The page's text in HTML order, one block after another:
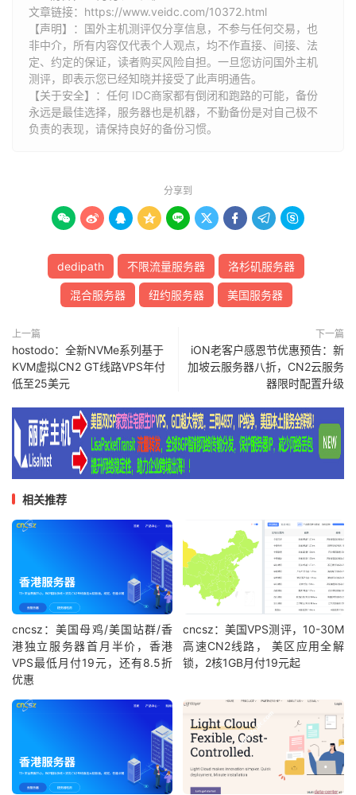
文章链接： https://www.veidc.com/10372.html
【声明】：国外主机测评仅分享信息，不参与任何交易，也
非中介，所有内容仅代表个人观点，均不作直接、间接、法
定、约定的保证，读者购买风险自担。一旦您访问国外主机
测评，即表示您已经知晓并接受了此声明通告。
【关于安全】：任何 IDC商家都有倒闭和跑路的可能，备份
永远是最佳选择，服务器也是机器，不勤备份是对自己极不
负责的表现，请保持良好的备份习惯。
分享到
        
dedipath 不限流量服务器 洛杉矶服务器
混合服务器 纽约服务器 美国服务器
上一篇
hostodo：全新NVMe系列基于
KVM虚拟CN2 GT线路VPS年付
低至25美元
下一篇
iON老客户感恩节优惠预告：新
加坡云服务器八折，CN2云服务
器限时配置升级
相关推荐
cncsz：美国母鸡/美国站群/香
港独立服务器首月半价，香港
VPS最低月付19元，还有8.5折
优惠
cncsz：美国VPS测评，10-30M
高速CN2线路， 美区应用全解
锁，2核1GB月付19元起